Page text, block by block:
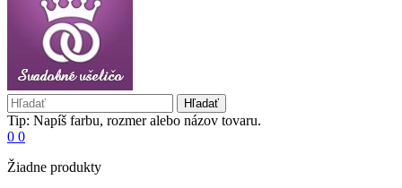
Hľadať
Tip: Napíš farbu, rozmer alebo názov tovaru.
0 0
Žiadne produkty